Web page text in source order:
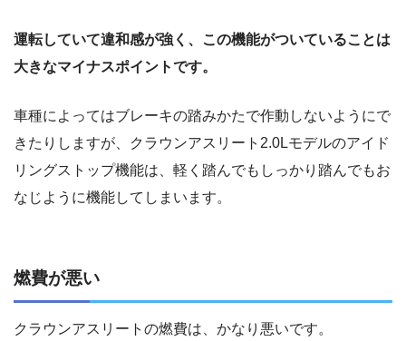
運転していて違和感が強く、この機能がついていることは
大きなマイナスポイントです。
車種によってはブレーキの踏みかたで作動しないようにで
きたりしますが、クラウンアスリート2.0Lモデルのアイド
リングストップ機能は、軽く踏んでもしっかり踏んでもお
なじように機能してしまいます。
燃費が悪い
クラウンアスリートの燃費は、かなり悪いです。